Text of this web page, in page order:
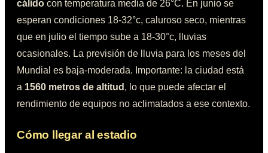
cálido con temperatura media de 26°C. En junio se
esperan condiciones 18-32°c, caluroso seco, mientras
que en julio el tiempo sube a 18-30°c, lluvias
ocasionales. La previsión de lluvia para los meses del
Mundial es baja-moderada. Importante: la ciudad está
a 1560 metros de altitud , lo que puede afectar el
rendimiento de equipos no aclimatados a ese contexto.
Cómo llegar al estadio